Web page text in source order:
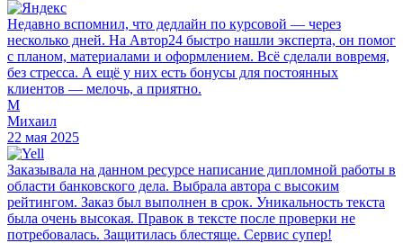
Недавно вспомнил, что дедлайн по курсовой — через
несколько дней. На Автор24 быстро нашли эксперта, он помог
с планом, материалами и оформлением. Всё сделали вовремя,
без стресса. А ещё у них есть бонусы для постоянных
клиентов — мелочь, а приятно.
М
Михаил
22 мая 2025
Заказывала на данном ресурсе написание дипломной работы в
области банковского дела. Выбрала автора с высоким
рейтингом. Заказ был выполнен в срок. Уникальность текста
была очень высокая. Правок в тексте после проверки не
потребовалась. Защитилась блестяще. Сервис супер!